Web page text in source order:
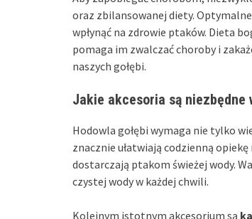
oraz zbilansowanej diety.
wpłynąć na zdrowie ptaków. Dieta
pomaga im zwalczać choroby i
naszych gołębi.
Jakie akcesoria są niezbędne
Hodowla gołębi wymaga nie tylko
znacznie ułatwiają codzienną
dostarczają ptakom świeżej wody.
czystej wody w każdej chwili.
Kolejnym istotnym akcesorium są